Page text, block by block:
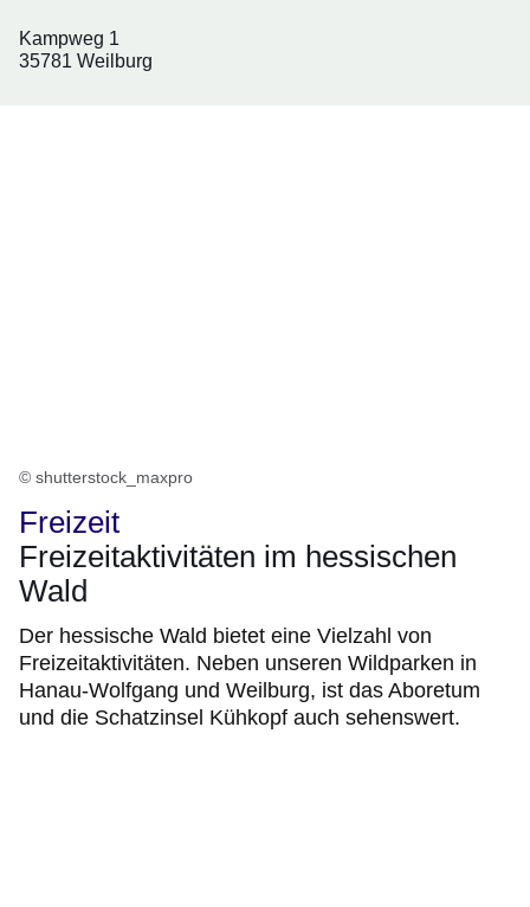
Kampweg 1
35781 Weilburg
© shutterstock_maxpro
Freizeit
Freizeitaktivitäten im hessischen
Wald
Der hessische Wald bietet eine Vielzahl von
Freizeitaktivitäten. Neben unseren Wildparken in
Hanau-Wolfgang und Weilburg, ist das Aboretum
und die Schatzinsel Kühkopf auch sehenswert.